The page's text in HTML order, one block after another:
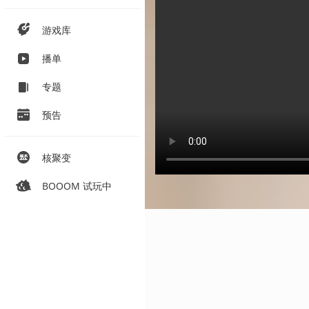
游戏库
播单
专题
预告
核聚变
BOOOM 试玩中